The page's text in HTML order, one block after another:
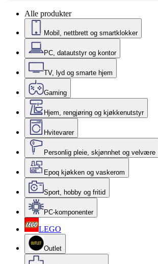
Alle produkter
Mobil, nettbrett og smartklokker
PC, datautstyr og kontor
TV, lyd og smarte hjem
Gaming
Hjem, rengjøring og kjøkkenutstyr
Hvitevarer
Personlig pleie, skjønnhet og velvære
Epoq kjøkken og vaskerom
Sport, hobby og fritid
PC-komponenter
LEGO
Outlet